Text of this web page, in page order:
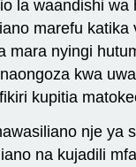
la waandishi
marefu
nyingi
kwa
kupitia
nje ya
na kujadili